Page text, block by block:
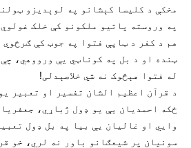
مخکې د کليسا کېشانو په لوېديزو
په وروسته پاتيو ملکونو کې خلک غولوي
هم د کفر د ټاپې فتوا په جوب کې ګرځوي
ټنده او د بل په کوناټي يې ورووهي، چې
له فتوا هېڅوک نه شي خلاصېدلی!
د قرآن اعظيم الشان تفسير او تعبير
ځکه احمديان يې يو ډول ژباړي،
وايي او غاليان يې بيا په بل ډول
سونيان پر شيعګانو باور نه لري، خو